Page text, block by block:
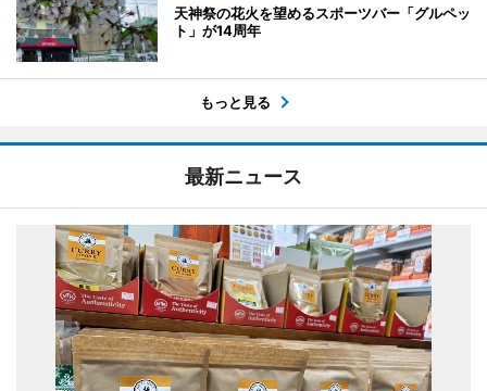
天神祭の花火を望めるスポーツバー「グルペッ
ト」が14周年
もっと見る
最新ニュース